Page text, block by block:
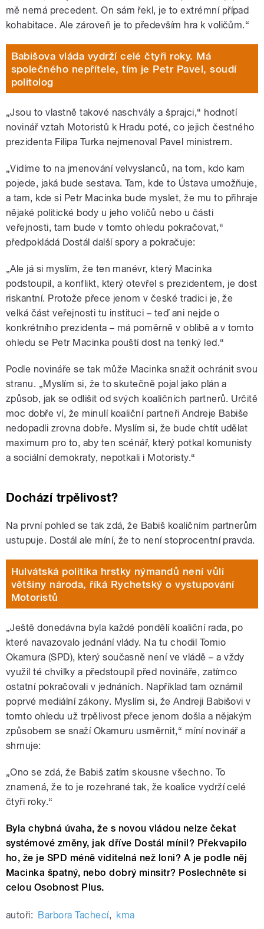
mě nemá precedent. On sám řekl, je to extrémní případ
kohabitace. Ale zároveň je to především hra k voličům.“
Babišova vláda vydrží celé čtyři roky. Má
společného nepřítele, tím je Petr Pavel, soudí
politolog
„Jsou to vlastně takové naschvály a šprajci,“ hodnotí
novinář vztah Motoristů k Hradu poté, co jejich čestného
prezidenta Filipa Turka nejmenoval Pavel ministrem.
„Vidíme to na jmenování velvyslanců, na tom, kdo kam
pojede, jaká bude sestava. Tam, kde to Ústava umožňuje,
a tam, kde si Petr Macinka bude myslet, že mu to přihraje
nějaké politické body u jeho voličů nebo u části
veřejnosti, tam bude v tomto ohledu pokračovat,“
předpokládá Dostál další spory a pokračuje:
„Ale já si myslím, že ten manévr, který Macinka
podstoupil, a konflikt, který otevřel s prezidentem, je dost
riskantní. Protože přece jenom v české tradici je, že
velká část veřejnosti tu instituci – teď ani nejde o
konkrétního prezidenta – má poměrně v oblibě a v tomto
ohledu se Petr Macinka pouští dost na tenký led.“
Podle novináře se tak může Macinka snažit ochránit svou
stranu. „Myslím si, že to skutečně pojal jako plán a
způsob, jak se odlišit od svých koaličních partnerů. Určitě
moc dobře ví, že minulí koaliční partneři Andreje Babiše
nedopadli zrovna dobře. Myslím si, že bude chtít udělat
maximum pro to, aby ten scénář, který potkal komunisty
a sociální demokraty, nepotkali i Motoristy.“
Dochází trpělivost?
Na první pohled se tak zdá, že Babiš koaličním partnerům
ustupuje. Dostál ale míní, že to není stoprocentní pravda.
Hulvátská politika hrstky nýmandů není vůlí
většiny národa, říká Rychetský o vystupování
Motoristů
„Ještě donedávna byla každé pondělí koaliční rada, po
které navazovalo jednání vlády. Na tu chodil Tomio
Okamura (SPD), který současně není ve vládě – a vždy
využil té chvilky a předstoupil před novináře, zatímco
ostatní pokračovali v jednáních. Například tam oznámil
poprvé mediální zákony. Myslím si, že Andreji Babišovi v
tomto ohledu už trpělivost přece jenom došla a nějakým
způsobem se snaží Okamuru usměrnit,“ míní novinář a
shrnuje:
„Ono se zdá, že Babiš zatím skousne všechno. To
znamená, že to je rozehrané tak, že koalice vydrží celé
čtyři roky.“
Byla chybná úvaha, že s novou vládou nelze čekat
systémové změny, jak dříve Dostál mínil? Překvapilo
ho, že je SPD méně viditelná než loni? A je podle něj
Macinka špatný, nebo dobrý minsitr? Poslechněte si
celou Osobnost Plus.
autoři: Barbora Tachecí, kma